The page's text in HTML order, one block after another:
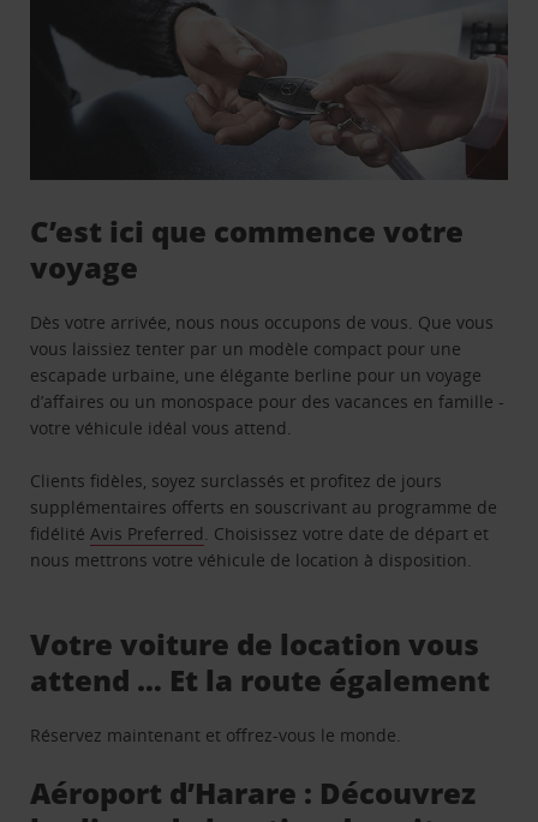
C’est ici que commence votre
voyage
Dès votre arrivée, nous nous occupons de vous. Que vous
vous laissiez tenter par un modèle compact pour une
escapade urbaine, une élégante berline pour un voyage
d’affaires ou un monospace pour des vacances en famille -
votre véhicule idéal vous attend.
Clients fidèles, soyez surclassés et profitez de jours
supplémentaires offerts en souscrivant au programme de
fidélitéAvis Preferred. Choisissez votre date de départ et
nous mettrons votre véhicule de location à disposition.
Votre voiture de location vous
attend … Et la route également
Réservez maintenant et offrez-vous le monde.
Aéroport d’Harare : Découvrez